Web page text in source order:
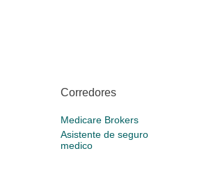
Corredores
Medicare Brokers
Asistente de seguro
medico